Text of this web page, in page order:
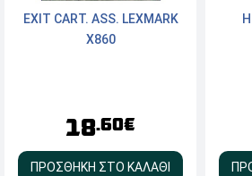
EXIT CART. ASS. LEXMARK
X860
18.60€
ΠΡΟΣΘΗΚΗ ΣΤΟ ΚΑΛΑΘΙ